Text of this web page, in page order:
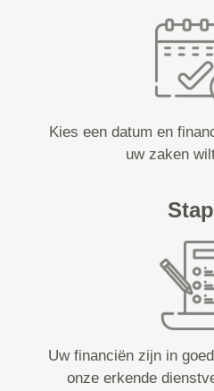
Kies een datum en
uw zaken
Uw financiën zijn in
onze erkende